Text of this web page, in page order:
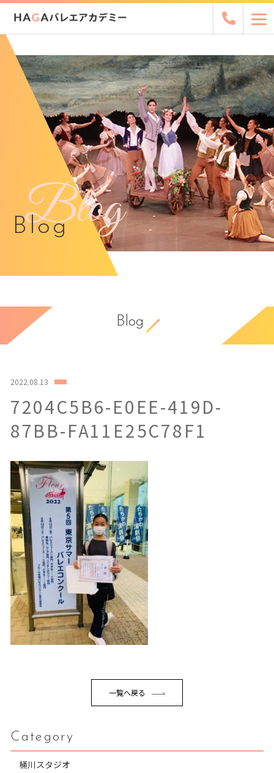
Blog
Blog
Blog
2022.08.13
7204C5B6-E0EE-419D-
87BB-FA11E25C78F1
一覧へ戻る
Category
桶川スタジオ